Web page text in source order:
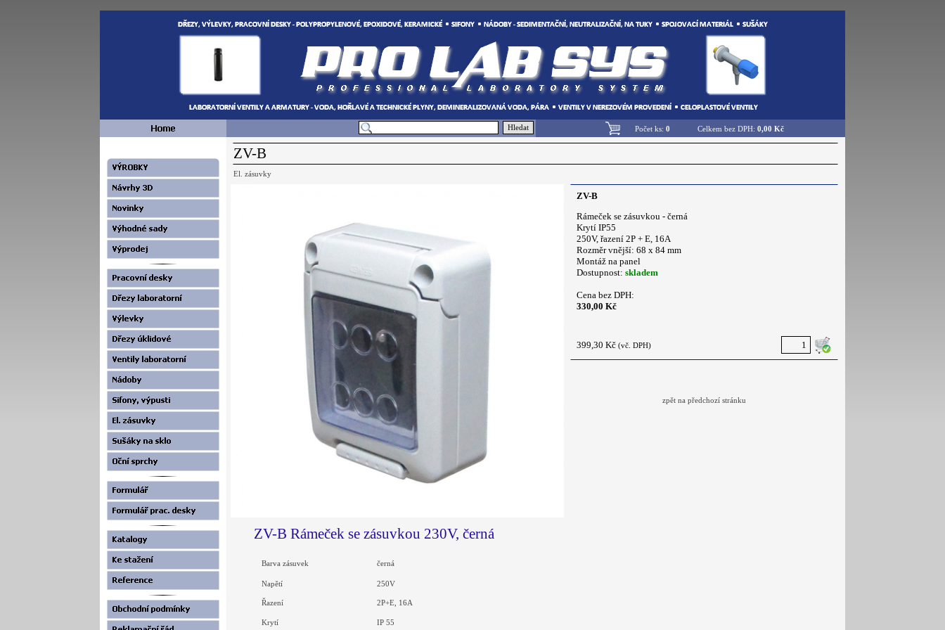
Počet ks: 0 Celkem bez DPH: 0,00 Kč
Hledat
ZV-B
El. zásuvky
ZV-B
Rámeček se zásuvkou - černá
Krytí IP55
250V, řazení 2P + E, 16A
Rozměr vnější: 68 x 84 mm
Montáž na panel
Dostupnost: skladem
Cena bez DPH:
330,00 Kč
399,30 Kč (vč. DPH)
zpět na předchozí stránku
ZV-B Rámeček se zásuvkou 230V, černá
Barva zásuvek černá
Napětí 250V
Řazení 2P+E, 16A
Krytí IP 55